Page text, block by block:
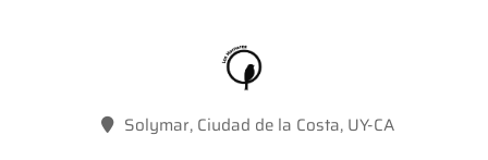
Solymar, Ciudad de la Costa, UY-CA